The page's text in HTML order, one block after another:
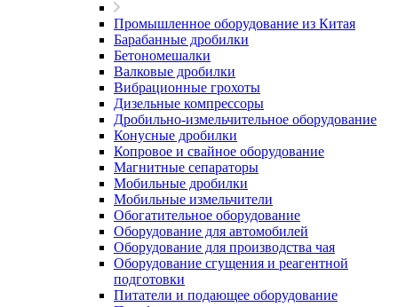
Промышленное оборудование из Китая
Барабанные дробилки
Бетономешалки
Валковые дробилки
Вибрационные грохоты
Дизельные компрессоры
Дробильно-измельчительное оборудование
Конусные дробилки
Копровое и свайное оборудование
Магнитные сепараторы
Мобильные дробилки
Мобильные измельчители
Обогатительное оборудование
Оборудование для автомобилей
Оборудование для производства чая
Оборудование сгущения и реагентной
подготовки
Питатели и подающее оборудование